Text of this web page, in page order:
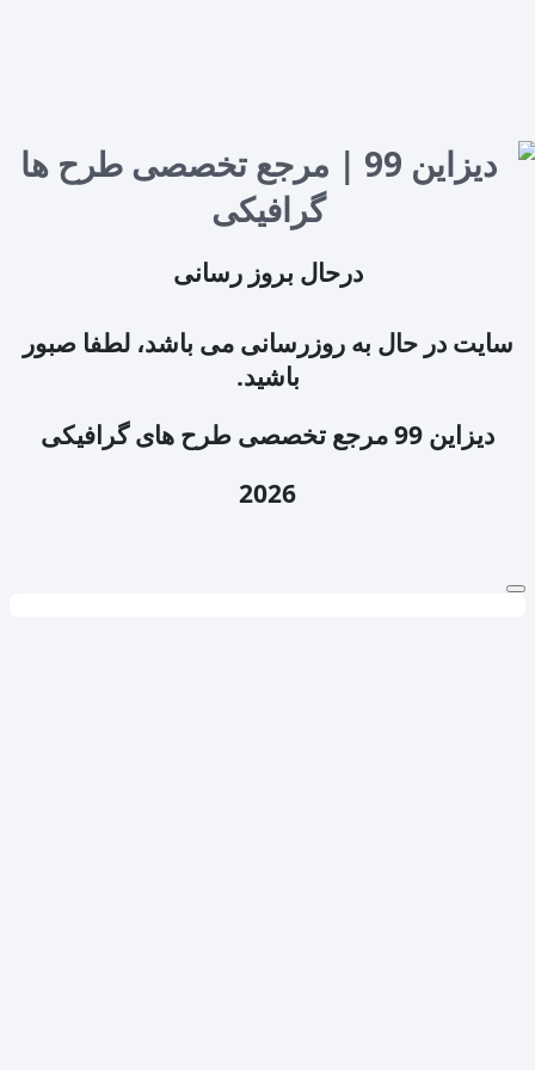
درحال بروز رسانی
سایت در حال به روزرسانی می باشد، لطفا صبور
باشید.
دیزاین 99 مرجع تخصصی طرح های گرافیکی
2026